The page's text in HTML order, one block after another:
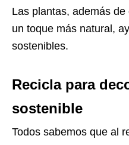
Las plantas, además
un toque más natural,
sostenibles.
Recicla para
sostenible
Todos sabemos que al